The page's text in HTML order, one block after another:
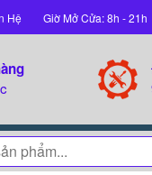
Hệ Giờ Mở Cửa: 8h - 21h